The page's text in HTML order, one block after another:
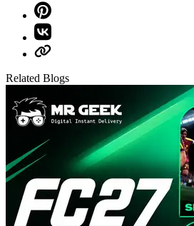
Related Blogs